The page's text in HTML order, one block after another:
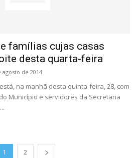
famílias cujas casas
desta quarta-feira
agosto de 2014
na manhã desta quinta-feira, 28, com
Município e servidores da Secretaria
1 2